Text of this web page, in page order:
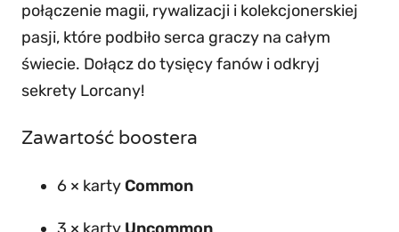
e
V
e
połączenie magii, rywalizacji i kolekcjonerskiej
pasji, które podbiło serca graczy na całym
świecie. Dołącz do tysięcy fanów i odkryj
sekrety Lorcany!
Zawartość boostera
6 × karty Common